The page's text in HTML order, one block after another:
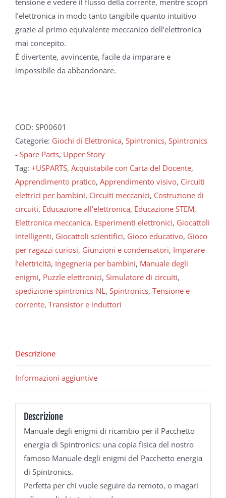
l’elettronica in modo tanto tangibile quanto intuitivo
grazie al primo equivalente meccanico dell’elettronica
mai concepito.
È divertente, avvincente, facile da imparare e
impossibile da abbandonare.
COD: SP00601
Categorie: Giochi di Elettronica, Spintronics, Spintronics
- Spare Parts, Upper Story
Tag: +USPARTS, Acquistabile con Carta del Docente,
Apprendimento pratico, Apprendimento visivo, Circuiti
elettrici per bambini, Circuiti meccanici, Costruzione di
circuiti, Educazione all’elettronica, Educazione STEM,
Elettronica meccanica, Esperimenti elettronici, Giocattoli
intelligenti, Giocattoli scientifici, Gioco educativo, Gioco
per ragazzi curiosi, Giunzioni e condensatori, Imparare
l’elettricità, Ingegneria per bambini, Manuale degli
enigmi, Puzzle elettronici, Simulatore di circuiti,
spedizione-spintronics-NL , Spintronics, Tensione e
corrente, Transistor e induttori
Descrizione
Informazioni aggiuntive
Descrizione
Manuale degli enigmi di ricambio per il Pacchetto
energia di Spintronics: una copia fisica del nostro
famoso Manuale degli enigmi del Pacchetto energia
di Spintronics.
Perfetta per chi vuole seguire da remoto, o magari